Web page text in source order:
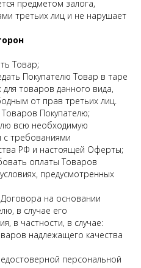
предметом залога,
третьих лиц и не нарушает
Товар;
Покупателю Товар в таре
товаров данного вида,
от прав третьих лиц.
Товаров Покупателю;
всю необходимую
требованиями
РФ и настоящей Оферты;
оплаты Товаров
предусмотренных
на основании
в случае его
в частности, в случае:
надлежащего качества
персональной